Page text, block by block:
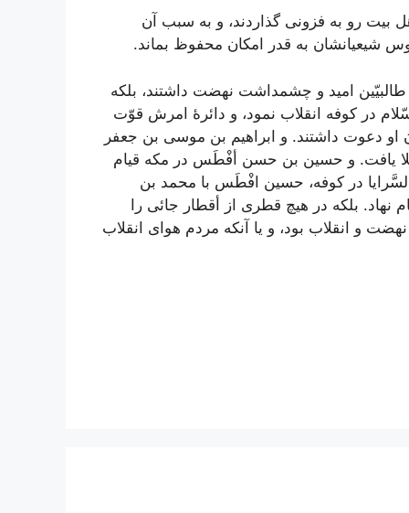
بيت‌ رو به‌ فزونی گذاردند، و به‌ سبب‌ آن‌
شيعيانشان‌ به‌ قدر امکان‌ محفوظ‌ بماند.
اميد و چشمداشت‌ نهضت‌ داشتند، بلکه‌
در کوفه‌ انقلاب‌ نمود، و دائرۀ امرش‌ قوّت‌
او دعوت‌ داشتند. و ابراهيم‌ بن‌ موسی بن‌ جعفر
يافت‌. و حسين‌ بن‌ حسن أفْطَس‌ در مکه‌ قيام‌
در کوفه‌، حسين‌ افْطَس‌ با محمد بن‌
نهاد. بلکه‌ در هيچ‌ قطری از أقطار جائی را
و انقلاب‌ بود، و يا آنکه‌ مردم‌ هوای انقلاب‌